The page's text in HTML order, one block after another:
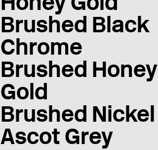
Brushed Black
Chrome
Brushed Honey
Gold
Brushed Nickel
Ascot Grey